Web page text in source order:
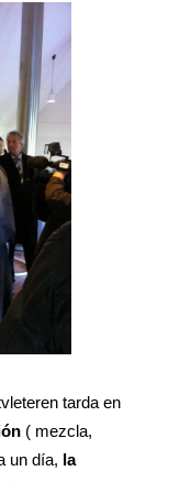
tarda en
( mezcla,
un día, la